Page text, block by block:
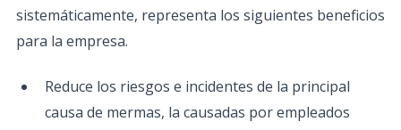
sistemáticamente, representa los siguientes beneficios
para la empresa.
Reduce los riesgos e incidentes de la principal
causa de mermas, la causadas por empleados